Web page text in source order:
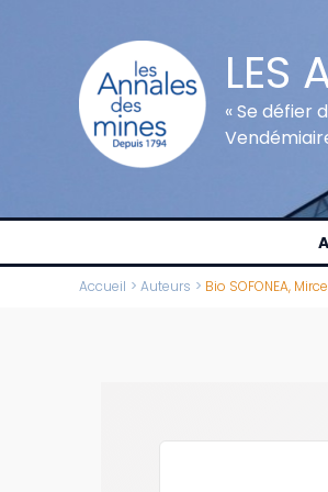
LES
« Se défier
Accueil Auteurs Bio SOFONEA,